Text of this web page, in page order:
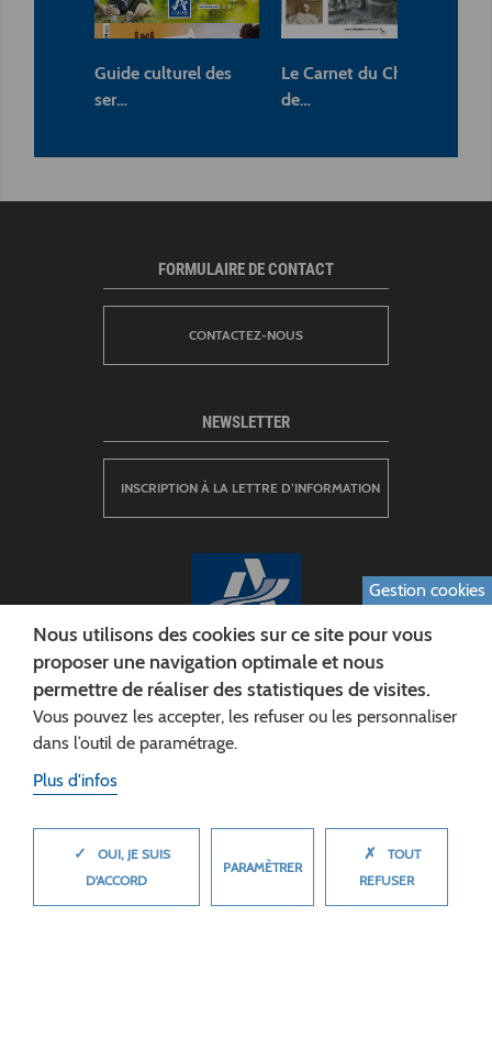
Guide culturel des
ser…
Le Carnet du Chemin
de…
CONSEIL DÉPARTEMENTAL DE L'AISNE
Siège :
FORMULAIRE DE CONTACT
CONTACTEZ-NOUS
NEWSLETTER
INSCRIPTION À LA LETTRE D’INFORMATION
Gestion cookies
Nous utilisons des cookies sur ce site pour vous
proposer une navigation optimale et nous
permettre de réaliser des statistiques de visites.
Vous pouvez les accepter, les refuser ou les personnaliser
dans l’outil de paramétrage.
Plus d'infos
✓
OUI, JE SUIS
D'ACCORD
PARAMÈTRER
✗
TOUT
REFUSER
MASQUER